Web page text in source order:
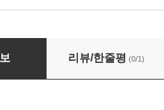
THE 2ND ALBUM : REVIVE+ [
리뷰/한줄평 (0/1)